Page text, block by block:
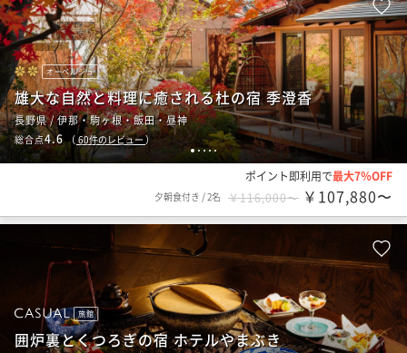
12345
オーベルジュ
雄大な自然と料理に癒される杜の宿 季澄香
長野県 / 伊那・駒ヶ根・飯田・昼神
総合点4.6（ 60件のレビュー）
ポイント即利用で最大7％OFF
夕朝食付き /2名 ￥116,000〜 ￥107,880〜
旅館
囲炉裏とくつろぎの宿 ホテルやまぶき